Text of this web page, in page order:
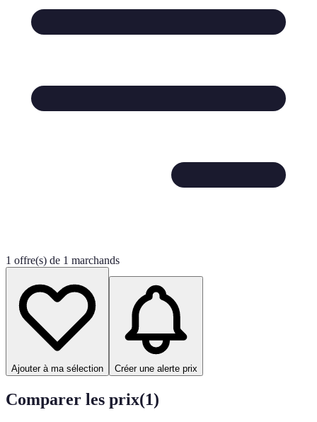
1 offre(s) de 1 marchands
Ajouter à ma sélection Créer une alerte prix
Comparer les prix(1)